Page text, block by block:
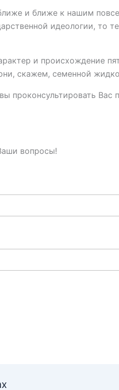
и ближе к нашим
идеологии, то
и происхождение
скажем, семенной
Вас
вопросы!